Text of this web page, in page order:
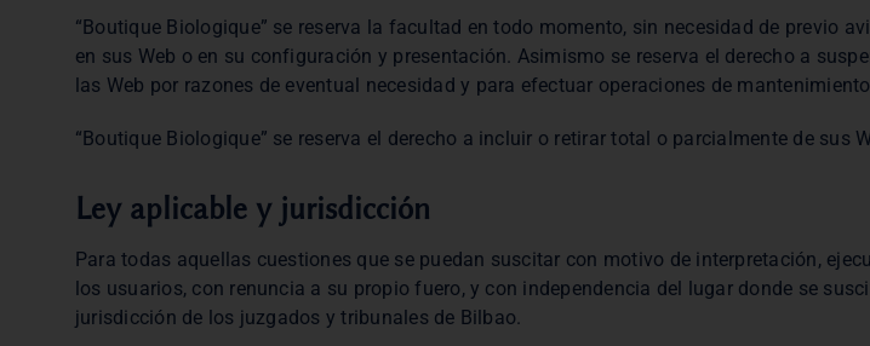
“Boutique Biologique” se reserva la facultad en todo momento, sin necesidad de previo
en sus Web o en su configuración y presentación. Asimismo se reserva el derecho a
las Web por razones de eventual necesidad y para efectuar operaciones de
“Boutique Biologique” se reserva el derecho a incluir o retirar total o parcialmente de sus
Ley aplicable y jurisdicción
Para todas aquellas cuestiones que se puedan suscitar con motivo de interpretación,
los usuarios, con renuncia a su propio fuero, y con independencia del lugar donde se
jurisdicción de los juzgados y tribunales de Bilbao.